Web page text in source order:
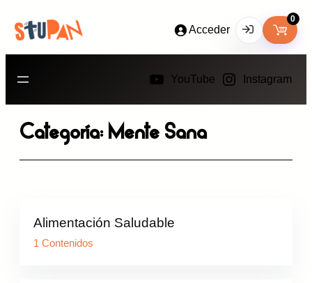
contenido
Acceder
Contraseña
INICIA SESIÓN
0
YouTube Instagram
Categoría:Mente Sana
Alimentación Saludable
1 Contenidos